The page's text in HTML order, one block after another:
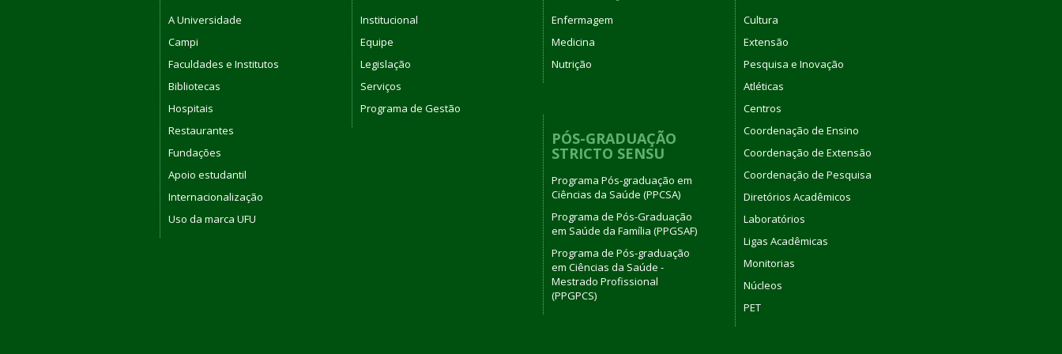
A Universidade
Campi
Faculdades e Institutos
Bibliotecas
Hospitais
Restaurantes
Fundações
Apoio estudantil
Internacionalização
Uso da marca UFU
Institucional
Equipe
Legislação
Serviços
Programa de Gestão
Enfermagem
Medicina
Nutrição
PÓS-GRADUAÇÃO
STRICTO SENSU
Programa Pós-graduação em
Ciências da Saúde (PPCSA)
Programa de Pós-Graduação
em Saúde da Família (PPGSAF)
Programa de Pós-graduação
em Ciências da Saúde -
Mestrado Profissional
(PPGPCS)
Cultura
Extensão
Pesquisa e Inovação
Atléticas
Centros
Coordenação de Ensino
Coordenação de Extensão
Coordenação de Pesquisa
Diretórios Acadêmicos
Laboratórios
Ligas Acadêmicas
Monitorias
Núcleos
PET